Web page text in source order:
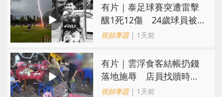
有片｜泰足球賽突遭雷擊
釀1死12傷 24歲球員被
閃電劈中亡
視頻專題| 1天前
​有片｜雲浮食客結帳扔錢
落地施辱 店員找贖時還
施彼身獲老闆肯定
視頻專題| 1天前